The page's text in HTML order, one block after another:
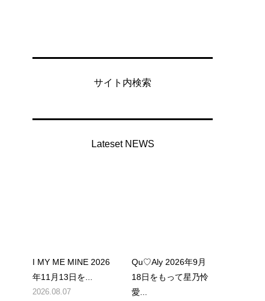
サイト内検索
Lateset NEWS
I MY ME MINE 2026
年11月13日を...
2026.08.07
Qu♡Aly 2026年9月
18日をもって星乃怜
愛...